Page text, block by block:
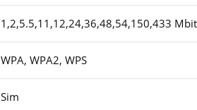
1,2,5.5,11,12,24,36,48,54,150,433
WPA, WPA2, WPS
Sim